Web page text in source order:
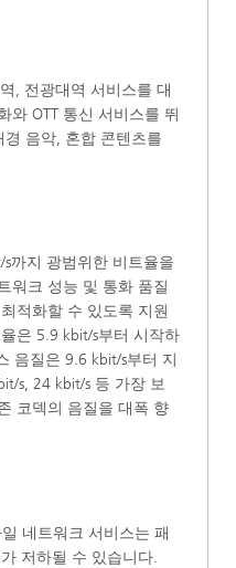
, 전광대역 서비스를 대
와 OTT 통신 서비스를 뛰
음악, 혼합 콘텐츠를
까지 광범위한 비트율을
워크 성능 및 통화 품질
적화할 수 있도록 지원
은 5.9 kbit/s부터 시작하
음질은 9.6 kbit/s부터 지
s, 24 kbit/s 등 가장 보
코덱의 음질을 대폭 향
일 네트워크 서비스는 패
저하될 수 있습니다.